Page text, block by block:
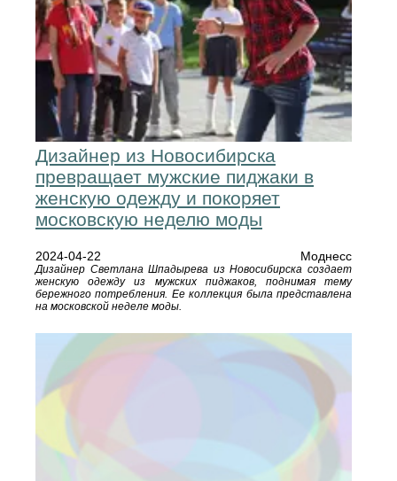
Дизайнер из Новосибирска
превращает мужские пиджаки в
женскую одежду и покоряет
московскую неделю моды
2024-04-22 Моднесс
Дизайнер Светлана Шпадырева из Новосибирска создает
женскую одежду из мужских пиджаков, поднимая тему
бережного потребления. Ее коллекция была представлена
на московской неделе моды.